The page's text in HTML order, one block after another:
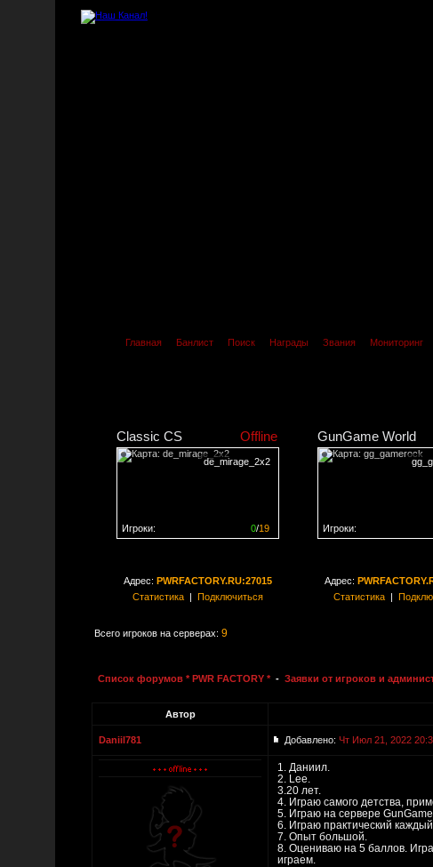
Главная Банлист Поиск Награды Звания Мониторинг
Classic CS Offline
de_mirage_2x2
0/19
Игроки:
GunGame World
Игроки:
Адрес: PWRFACTORY.RU:27015
Статистика| Подключиться
Адрес:
Статистика|
Всего игроков на серверах: 9
Список форумов * PWR FACTORY * - Заявки от игроков и
Автор
Daniil781 Добавлено: Чт Июл 21, 2022
1. Даниил.
2. Lee.
3.20 лет.
4. Играю самого детства,
5. Играю на сервере
6. Играю практический
7. Опыт большой.
8. Оцениваю на 5 баллов.
играем.